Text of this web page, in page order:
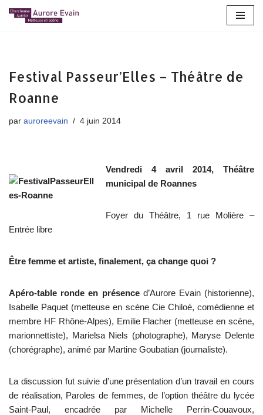
Festival Passeur’Elles – Théâtre de
Roanne
par auroreevain 4 juin 2014
Vendredi 4 avril 2014, Théâtre
municipal de Roannes
Foyer du Théâtre, 1 rue Molière –
Entrée libre
Être femme et artiste, finalement, ça change quoi ?
Apéro-table ronde en présenced’Aurore Evain (historienne),
Isabelle Paquet (metteuse en scène Cie Chiloé, comédienne et
membre HF Rhône-Alpes), Emilie Flacher (metteuse en scène,
marionnettiste), Marielsa Niels (photographe), Maryse Delente
(chorégraphe), animé par Martine Goubatian (journaliste).
La discussion fut suivie d’une présentation d’un travail en cours
de réalisation, Paroles de femmes, de l’option théâtre du lycée
Saint-Paul, encadrée par Michelle Perrin-Couavoux,